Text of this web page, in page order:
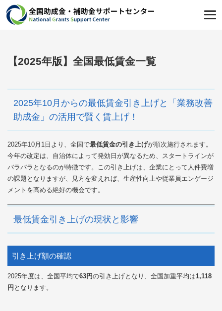
【2025年版】全国最低賃金一覧
2025年10月からの最低賃金引き上げと「業務改善
助成金」の活用で賢く賃上げ！
2025年10月1日より、全国で最低賃金の引き上げが順次施行されます。
今年の改定は、自治体によって発効日が異なるため、スタートラインが
バラバラとなるのが特徴です。この引き上げは、企業にとって人件費増
の課題となりますが、見方を変えれば、生産性向上や従業員エンゲージ
メントを高める絶好の機会です。
最低賃金引き上げの現状と影響
引き上げ額の確認
2025年度は、全国平均で63円の引き上げとなり、全国加重平均は1,118
円 となります。